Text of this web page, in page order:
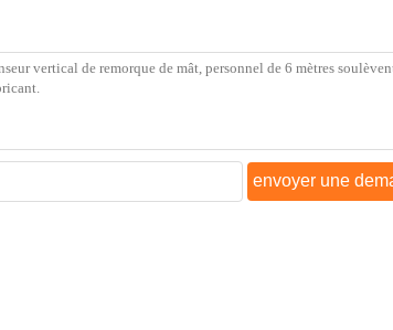
envoyer une